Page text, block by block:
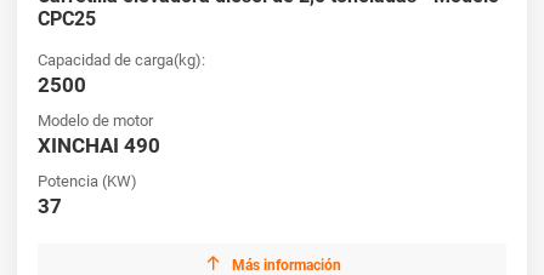
CPC25
Capacidad de carga(kg):
2500
Modelo de motor
XINCHAI 490
Potencia (KW)
37
 Más información